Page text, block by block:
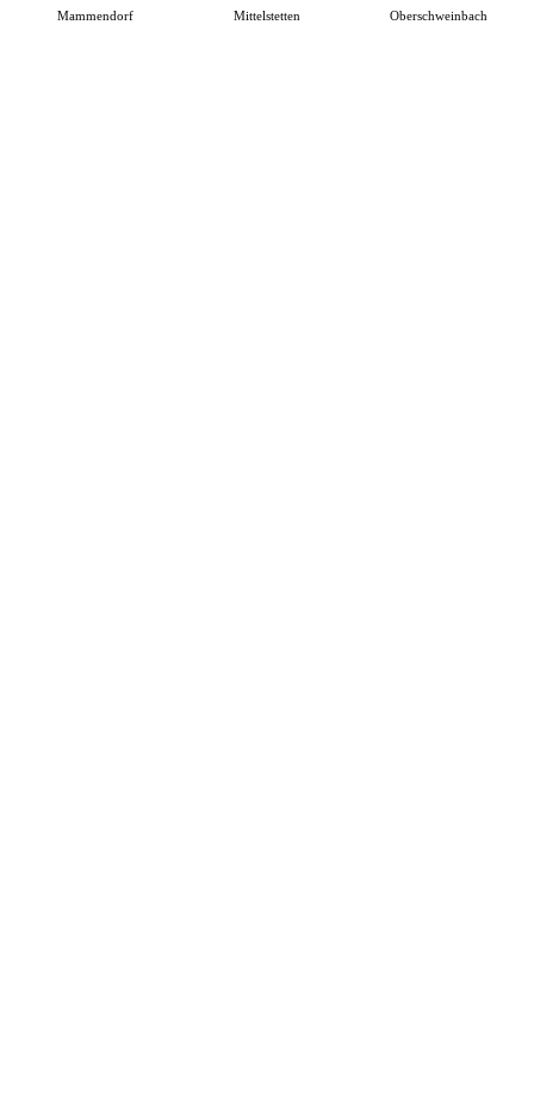
Mammendorf Mittelstetten Oberschweinbach